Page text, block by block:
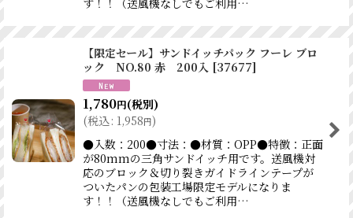
【限定セール】サンドイッチパック フーレ ブロ
ック NO.80 赤 200入 [37677]
1,780円(税別)
(税込: 1,958円)
●入数：200●寸法：●材質：OPP●特徴：正面
が80mmの三角サンドイッチ用です。送風機対
応のブロック＆切り裂きガイドラインテープが
ついたパンの包装工場限定モデルになりま
す！！（送風機なしでもご利用…